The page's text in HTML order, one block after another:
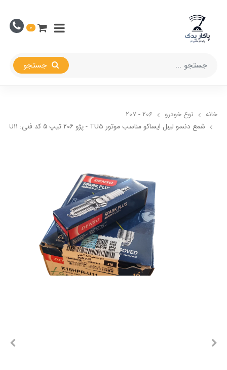
0
خانه نوع خودرو
206 - 207
شمع دنسو لیبل ایساکو مناسب موتور TU5 - پژو ۲۰۶ تیپ ۵ کد فنی: K16HPR-U11